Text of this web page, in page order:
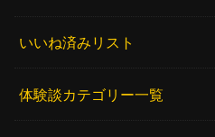
いいね済みリスト
体験談カテゴリー一覧